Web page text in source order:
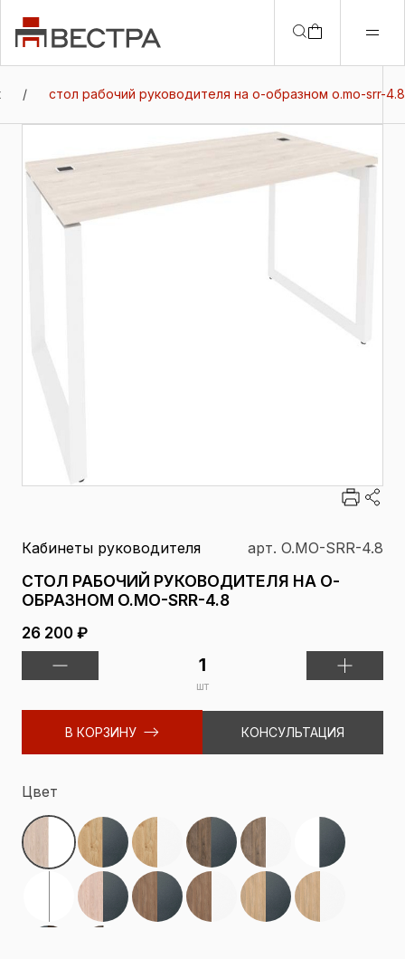
/ стол рабочий руководителя на о-образном o.mo-srr-4.8
Кабинеты руководителя арт. O.MO-SRR-4.8
СТОЛ РАБОЧИЙ РУКОВОДИТЕЛЯ НА О-
ОБРАЗНОМ O.MO-SRR-4.8
26 200 ₽
шт
В КОРЗИНУ КОНСУЛЬТАЦИЯ
Цвет